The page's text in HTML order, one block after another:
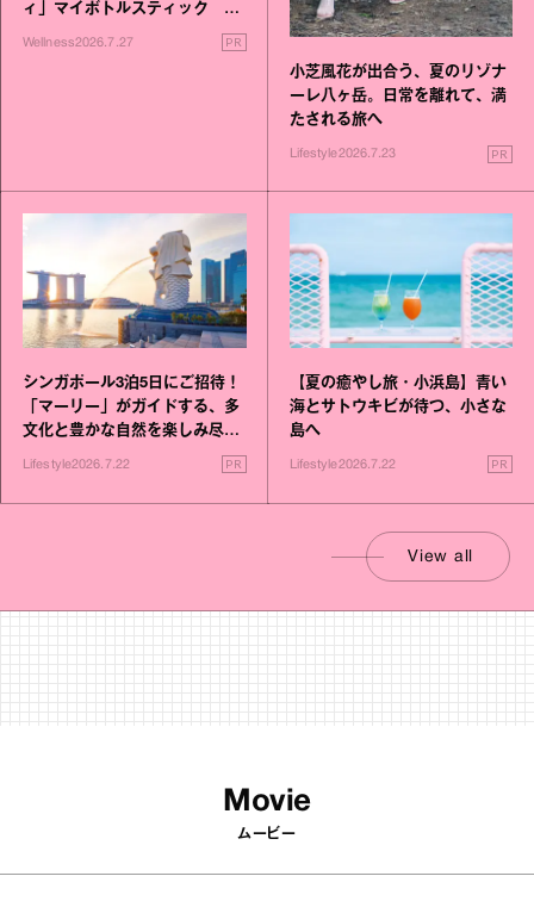
ィ」マイボトルスティック い
いこと毎日》シリーズが誕生
Wellness2026.7.27 PR
小芝風花が出合う、夏のリゾナ
ーレ八ヶ岳。日常を離れて、満
たされる旅へ
Lifestyle2026.7.23 PR
シンガポール3泊5日にご招待！
「マーリー」がガイドする、多
文化と豊かな自然を楽しみ尽く
Lifestyle2026.7.22 PR
【夏の癒やし旅・小浜島】青い
海とサトウキビが待つ、小さな
島へ
Lifestyle2026.7.22 PR
View all
Movie
ムービー